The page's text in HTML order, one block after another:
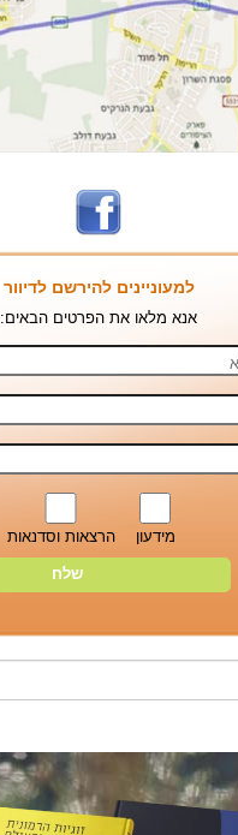
למעוניינים להירשם לדיוור
אנא מלאו את הפרטים הבאים:
מידעון הרצאות וסדנאות